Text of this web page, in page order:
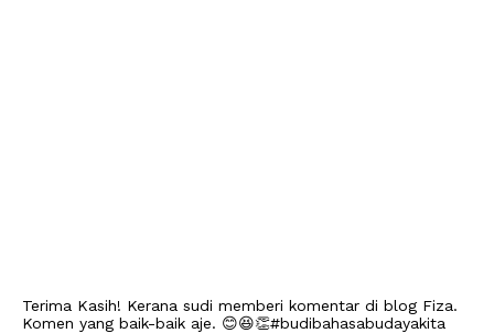
Terima Kasih! Kerana sudi memberi komentar di blog Fiza.
Komen yang baik-baik aje. 😊😆👏#budibahasabudayakita